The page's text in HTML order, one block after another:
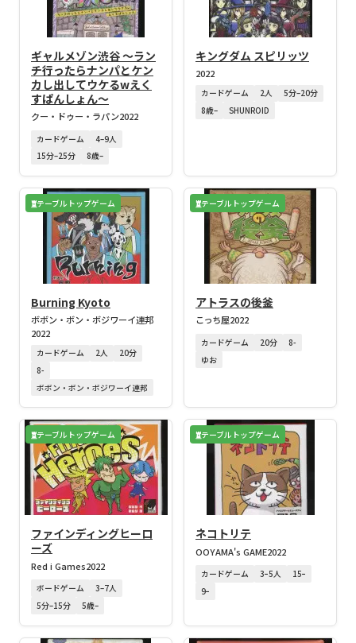
ギャルメゾン渋谷 ～ラン
チ行ったらナンパとケン
カし出してウケるwえく
すぱんしょん～
クー・ドゥー・ラパン2022
カードゲーム
4–9人
15分–25分
8歳–
キングダム スピリッツ
2022
カードゲーム 2人
5分–20分
8歳–
SHUNROID
テーブルトップゲーム
Burning Kyoto
ボボン・ボン・ボジワーイ連邦
2022
カードゲーム 2人
20分
8-
ボボン・ボン・ボジワーイ連邦
テーブルトップゲーム
アトラスの後釜
こっち屋2022
カードゲーム 20分
8-
ゆお
テーブルトップゲーム
ファインディングヒーロ
ーズ
Red i Games2022
ボードゲーム
3–7人
5分–15分
5歳–
テーブルトップゲーム
ネコトリテ
OOYAMA's GAME2022
カードゲーム 3ｰ5人
15ｰ
9ｰ